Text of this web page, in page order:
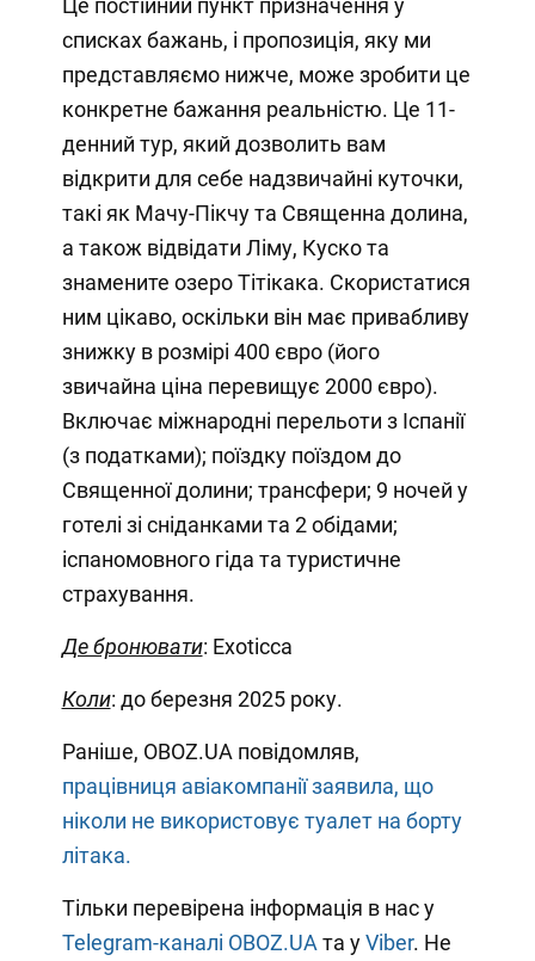
Це постійний пункт призначення у
списках бажань, і пропозиція, яку ми
представляємо нижче, може зробити це
конкретне бажання реальністю. Це 11-
денний тур, який дозволить вам
відкрити для себе надзвичайні куточки,
такі як Мачу-Пікчу та Священна долина,
а також відвідати Ліму, Куско та
знамените озеро Тітікака. Скористатися
ним цікаво, оскільки він має привабливу
знижку в розмірі 400 євро (його
звичайна ціна перевищує 2000 євро).
Включає міжнародні перельоти з Іспанії
(з податками); поїздку поїздом до
Священної долини; трансфери; 9 ночей у
готелі зі сніданками та 2 обідами;
іспаномовного гіда та туристичне
страхування.
Де бронювати: Exoticca
Коли: до березня 2025 року.
Раніше, OBOZ.UA повідомляв,
працівниця авіакомпанії заявила, що
ніколи не використовує туалет на борту
літака.
Тільки перевірена інформація в нас у
Telegram-каналі OBOZ.UA та уViber. Не